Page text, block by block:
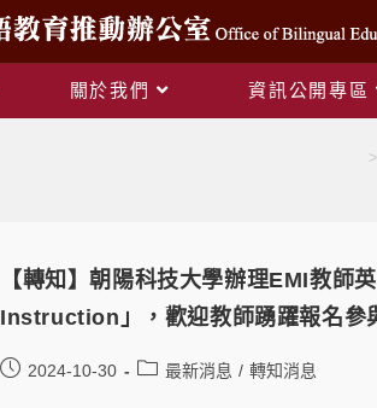
關於我們 資訊公開專區
>
【轉知】朝陽科技大學辦理EMI教
Instruction」，歡迎教師踴躍報名參
2024-10-30 最新消息 / 轉知消息